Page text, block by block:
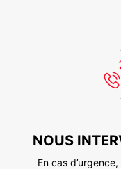
NOUS
En cas